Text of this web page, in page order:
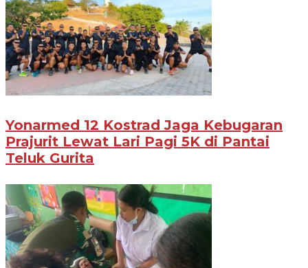
Yonarmed 12 Kostrad Jaga Kebugaran
Prajurit Lewat Lari Pagi 5K di Pantai
Teluk Gurita